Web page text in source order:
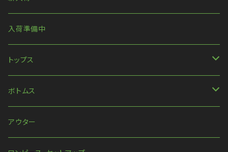
入荷準備中
トップス
長袖
ハンパ丈袖
ボトムス
パンツ
アウター